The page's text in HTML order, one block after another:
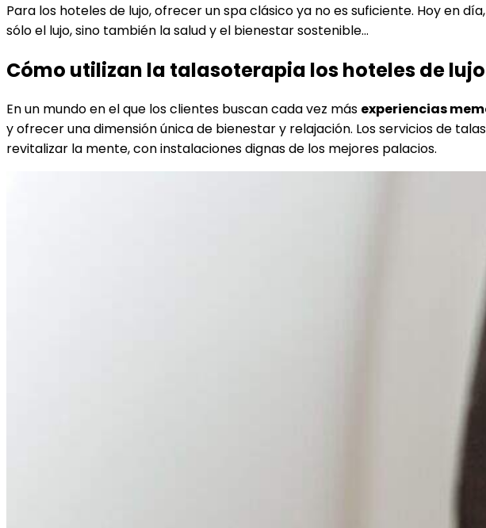
Para los hoteles de lujo, ofrecer un spa clásico ya no es suficiente. Hoy en
sólo el lujo, sino también la salud y el bienestar sostenible…
Cómo utilizan la talasoterapia los hoteles de
En un mundo en el que los clientes buscan cada vez más experiencias
y ofrecer una dimensión única de bienestar y relajación. Los servicios de
revitalizar la mente, con instalaciones dignas de los mejores palacios.